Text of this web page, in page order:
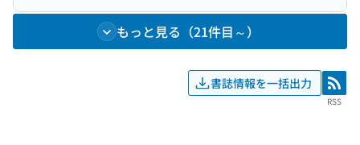
もっと見る（21件目～）
書誌情報を一括出力 RSS
RSS